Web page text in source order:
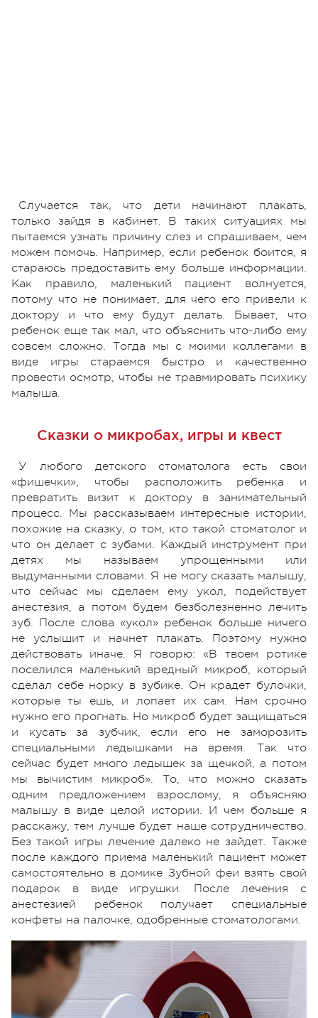
Случается так, что дети начинают плакать,
только зайдя в кабинет. В таких ситуациях мы
пытаемся узнать причину слез и спрашиваем, чем
можем помочь. Например, если ребенок боится, я
стараюсь предоставить ему больше информации.
Как правило, маленький пациент волнуется,
потому что не понимает, для чего его привели к
доктору и что ему будут делать. Бывает, что
ребенок еще так мал, что объяснить что-либо ему
совсем сложно. Тогда мы с моими коллегами в
виде игры стараемся быстро и качественно
провести осмотр, чтобы не травмировать психику
малыша.
Сказки о микробах, игры и квест
У любого детского стоматолога есть свои
«фишечки», чтобы расположить ребенка и
превратить визит к доктору в занимательный
процесс. Мы рассказываем интересные истории,
похожие на сказку, о том, кто такой стоматолог и
что он делает с зубами. Каждый инструмент при
детях мы называем упрощенными или
выдуманными словами. Я не могу сказать малышу,
что сейчас мы сделаем ему укол, подействует
анестезия, а потом будем безболезненно лечить
зуб. После слова «укол» ребенок больше ничего
не услышит и начнет плакать. Поэтому нужно
действовать иначе. Я говорю: «В твоем ротике
поселился маленький вредный микроб, который
сделал себе норку в зубике. Он крадет булочки,
которые ты ешь, и лопает их сам. Нам срочно
нужно его прогнать. Но микроб будет защищаться
и кусать за зубчик, если его не заморозить
специальными ледышками на время. Так что
сейчас будет много ледышек за щечкой, а потом
мы вычистим микроб». То, что можно сказать
одним предложением взрослому, я объясняю
малышу в виде целой истории. И чем больше я
расскажу, тем лучше будет наше сотрудничество.
Без такой игры лечение далеко не зайдет. Также
после каждого приема маленький пациент может
самостоятельно в домике Зубной феи взять свой
подарок в виде игрушки. После лечения с
анестезией ребенок получает специальные
конфеты на палочке, одобренные стоматологами.